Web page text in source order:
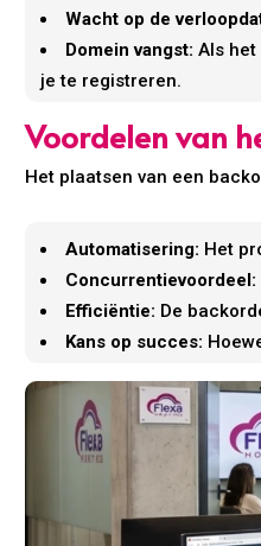
Wacht op de
Domein vangst: Als
je te registreren.
Voordelen van
Het plaatsen van een
Automatisering: Het
Concurrentievoordeel:
Efficiëntie: De
Kans op succes: